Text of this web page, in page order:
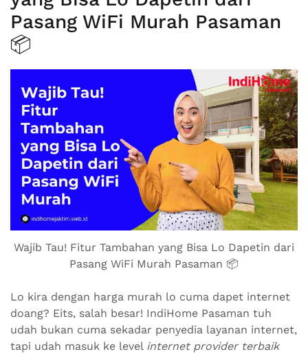
Pasang WiFi Murah Pasaman
📦
Wajib Tau! Fitur Tambahan yang Bisa Lo Dapetin dari
Pasang WiFi Murah Pasaman 📦
Lo kira dengan harga murah lo cuma dapet internet
doang? Eits, salah besar! IndiHome Pasaman tuh
udah bukan cuma sekadar penyedia layanan internet,
tapi udah masuk ke level internet provider terbaik